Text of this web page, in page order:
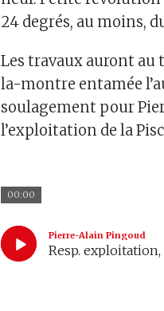
24 degrés, au moins,
Les travaux auront au
la-montre entamée
soulagement pour
l’exploitation de la
00:00
Pierre-Alain Pingoud
Resp.